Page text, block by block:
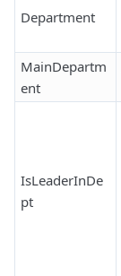
Department
MainDepartm
ent
IsLeaderInDe
pt